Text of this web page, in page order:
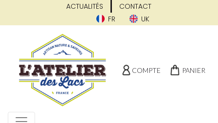
ACTUALITÉS
CONTACT
FR
UK
COMPTE PANIER